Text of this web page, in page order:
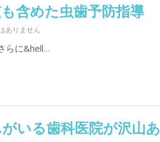
含めた虫歯予防指導
ありません
らに&hell…
いる歯科医院が沢山あ